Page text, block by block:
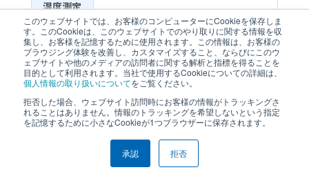
このウェブサイトでは、お客様のコンピューターにCookieを保存しま
す。このCookieは、このウェブサイトでのやり取りに関する情報を収
集し、お客様を記憶するために使用されます。この情報は、お客様の
ブラウジング体験を改善し、カスタマイズすること、ならびにこのウ
ェブサイトや他のメディアの訪問者に関する解析と指標を得ることを
目的として利用されます。当社で使用するCookieについての詳細は、
個人情報の取り扱いについてをご覧ください。
拒否した場合、ウェブサイト訪問時にお客様の情報がトラッキングさ
れることはありません。情報のトラッキングを希望しないという指定
を記憶するために小さなCookieが1つブラウザーに保存されます。
承認 拒否
湿度測定
精度
本体測定
間隔
5秒間隔
データロ
グ機能
データ記
48000ポイント（T1）